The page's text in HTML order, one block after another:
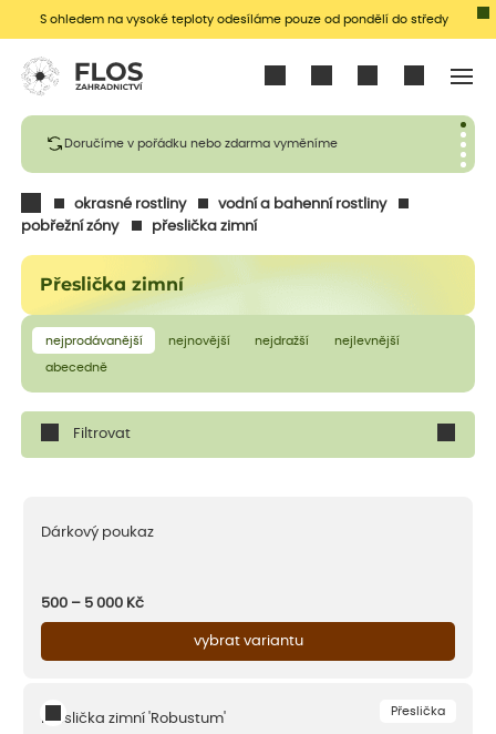
S ohledem na vysoké teploty odesíláme pouze od pondělí do středy
Doručíme v pořádku nebo zdarma vyměníme
okrasné rostliny
vodní a bahenní rostliny
pobřežní zóny
přeslička zimní
Přeslička zimní
nejprodávanější nejnovější nejdražší nejlevnější
abecedně
Filtrovat
Dárkový poukaz
500 – 5 000 Kč
vybrat variantu
Přeslička
Přeslička zimní 'Robustum'